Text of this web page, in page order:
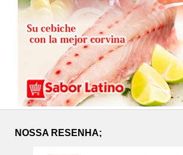
NOSSA RESENHA;